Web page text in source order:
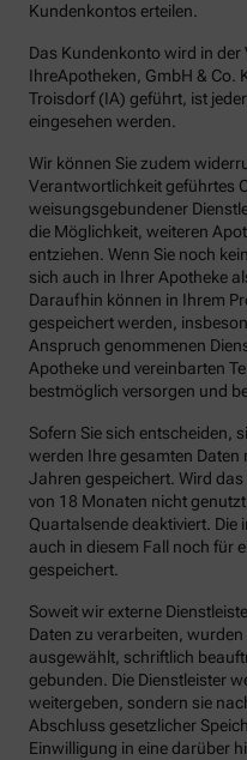
Kundenkontos erteilen.
Das Kundenkonto wird in
IhreApotheken, GmbH & Co.
Troisdorf (IA) geführt, ist
eingesehen werden.
Wir können Sie zudem
Verantwortlichkeit geführtes
weisungsgebundener
die Möglichkeit, weiteren
entziehen. Wenn Sie noch
sich auch in Ihrer Apotheke
Daraufhin können in Ihrem
gespeichert werden,
Anspruch genommenen
Apotheke und vereinbarten
bestmöglich versorgen und
Sofern Sie sich entscheiden,
werden Ihre gesamten Daten
Jahren gespeichert. Wird
von 18 Monaten nicht
Quartalsende deaktiviert. Die
auch in diesem Fall noch für
gespeichert.
Soweit wir externe
Daten zu verarbeiten,
ausgewählt, schriftlich
gebunden. Die Dienstleister
weitergeben, sondern sie
Abschluss gesetzlicher
Einwilligung in eine darüber